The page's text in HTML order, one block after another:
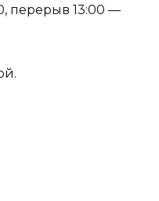
перерыв 13:00 —